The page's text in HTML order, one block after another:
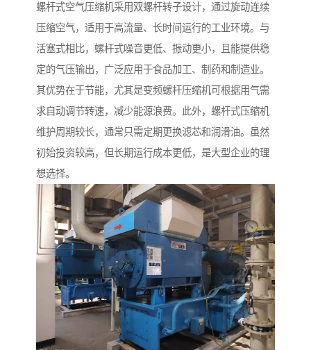
螺杆式空气压缩机采用双螺杆转子设计，通过旋动连续
压缩空气，适用于高流量、长时间运行的工业环境。与
活塞式相比，螺杆式噪音更低、振动更小，且能提供稳
定的气压输出，广泛应用于食品加工、制药和制造业。
其优势在于节能，尤其是变频螺杆压缩机可根据用气需
求自动调节转速，减少能源浪费。此外，螺杆式压缩机
维护周期较长，通常只需定期更换滤芯和润滑油。虽然
初始投资较高，但长期运行成本更低，是大型企业的理
想选择。